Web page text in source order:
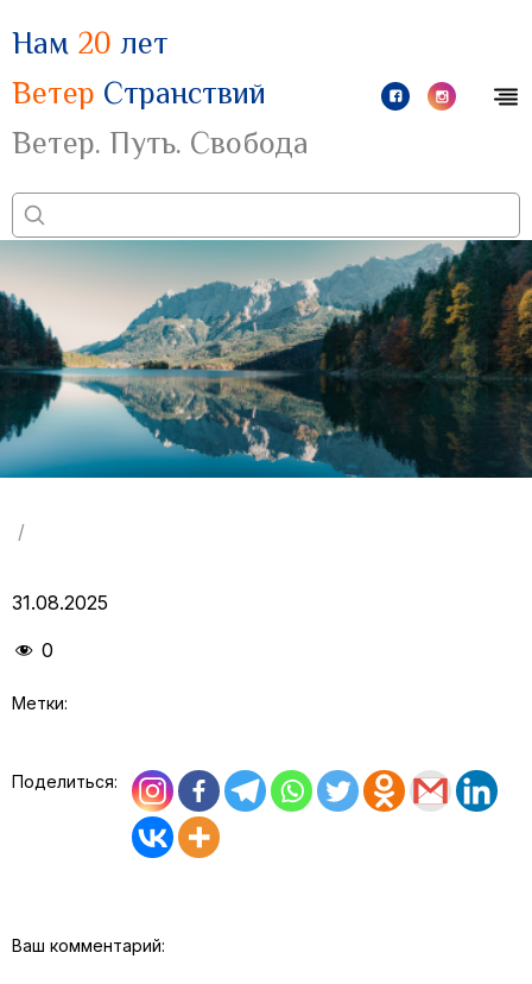
Нам 20 лет
Ветер Странствий
Ветер. Путь. Свобода
/
31.08.2025
0
Метки:
Поделиться:
Ваш комментарий: